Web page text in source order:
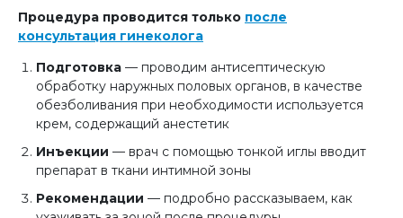
Процедура проводится только после
консультация гинеколога
Подготовка — проводим антисептическую
обработку наружных половых органов, в качестве
обезболивания при необходимости используется
крем, содержащий анестетик
Инъекции — врач с помощью тонкой иглы вводит
препарат в ткани интимной зоны
Рекомендации — подробно рассказываем, как